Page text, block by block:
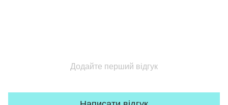
Додайте перший відгук